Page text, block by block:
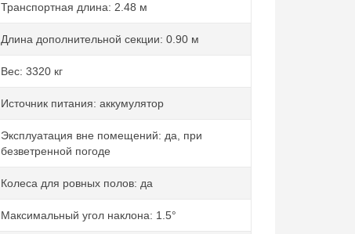
Транспортная длина: 2.48 м
Длина дополнительной секции: 0.90 м
Вес: 3320 кг
Источник питания: аккумулятор
Эксплуатация вне помещений: да, при
безветренной погоде
Колеса для ровных полов: да
Максимальный угол наклона: 1.5°